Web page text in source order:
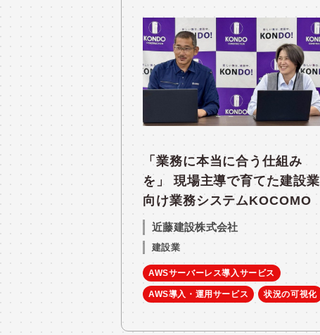
「業務に本当に合う仕組み
を」 現場主導で育てた建設業
向け業務システムKOCOMO
近藤建設株式会社
建設業
AWSサーバーレス導入サービス
AWS導入・運用サービス 状況の可視化